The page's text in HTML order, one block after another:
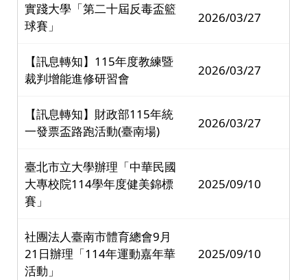
實踐大學「第二十屆反毒盃籃
球賽」
2026/03/27
【訊息轉知】115年度教練暨
裁判增能進修研習會
2026/03/27
【訊息轉知】財政部115年統
一發票盃路跑活動(臺南場)
2026/03/27
臺北市立大學辦理「中華民國
大專校院114學年度健美錦標
賽」
2025/09/10
社團法人臺南市體育總會9月
21日辦理「114年運動嘉年華
活動」
2025/09/10